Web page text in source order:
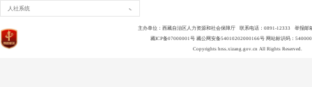
人社系统
主办单位：西藏自治区人力资源和社会保障厅 联系电话：0891-12333 举报邮
藏ICP备07000001号 藏公网安备54010202000166号 网站标识码：
Copyrights hrss.xizang.gov.cn All Rights Reserved.